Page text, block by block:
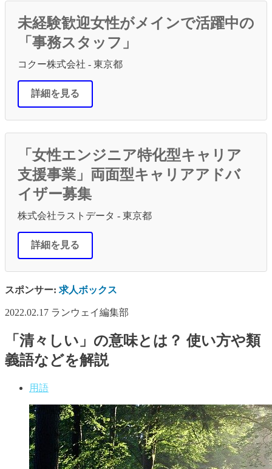
未経験歓迎女性がメインで活躍中の
「事務スタッフ」
コクー株式会社 - 東京都
詳細を見る
「女性エンジニア特化型キャリア
支援事業」両面型キャリアアドバ
イザー募集
株式会社ラストデータ - 東京都
詳細を見る
スポンサー: 求人ボックス
2022.02.17 ランウェイ編集部
「清々しい」の意味とは？ 使い方や類
義語などを解説
用語